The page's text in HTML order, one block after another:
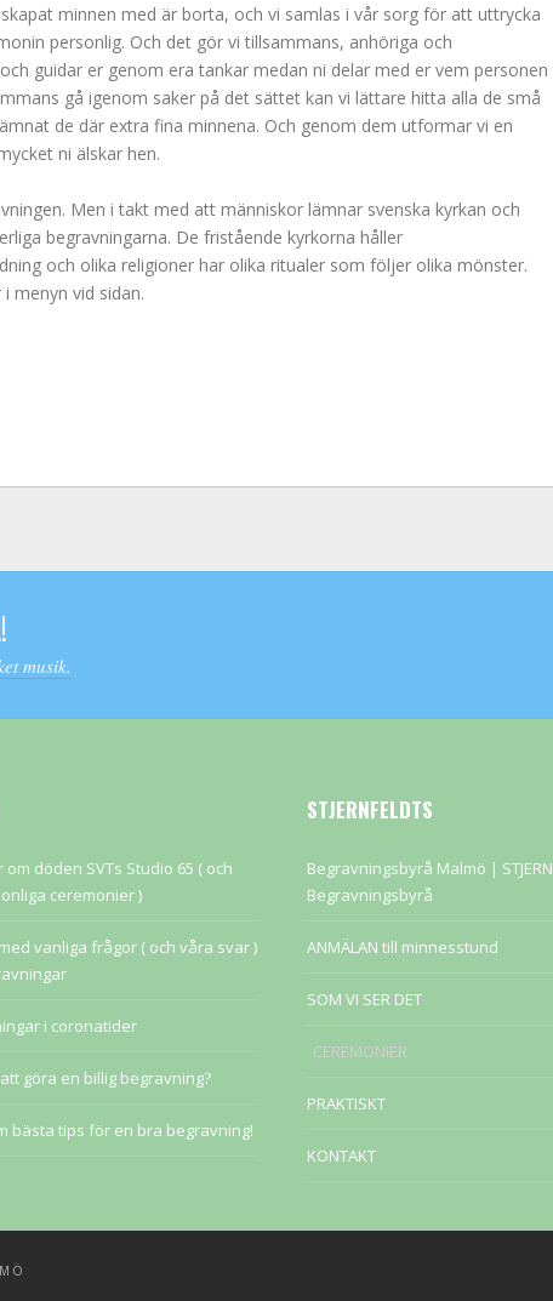
minnen med är borta, och vi samlas i vår sorg för att uttrycka
personlig. Och det gör vi tillsammans, anhöriga och
guidar er genom era tankar medan ni delar med er vem personen
gå igenom saker på det sättet kan vi lättare hitta alla de små
de där extra fina minnena. Och genom dem utformar vi en
ni älskar hen.
Men i takt med att människor lämnar svenska kyrkan och
begravningarna. De fristående kyrkorna håller
och olika religioner har olika ritualer som följer olika mönster.
menyn vid sidan.
musik.
om döden SVTs Studio 65 ( och
ceremonier )
vanliga frågor ( och våra svar )
i coronatider
göra en billig begravning?
bästa tips för en bra begravning!
STJERNFELDTS
Begravningsbyrå Malmö |
Begravningsbyrå
ANMÄLAN till minnesstund
SOM VI SER DET
CEREMONIER
PRAKTISKT
KONTAKT